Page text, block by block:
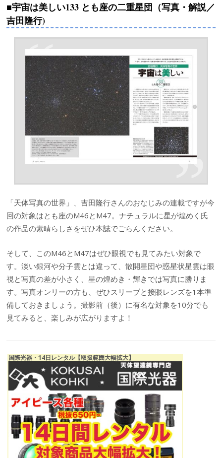
■宇宙は美しい133 とも座の二重星団（写真・解説／
吉田隆行)
「天体写真の世界」、吉田隆行さんのおなじみの連載ですが今
回の対象はとも座のM46とM47。ナチュラルに星が煌めく氏
の作品の素晴らしさをぜひ本誌でごらんください。
そして、このM46とM47はぜひ眼視でも見てみたい対象で
す。淡い銀河や分子雲とは違って、散開星団や惑星状星雲は眼
視と写真の差が小さく、星の煌めき・輝きでは写真に勝りま
す。写真オンリーの方も、ぜひスリーブと接眼レンズを1本準
備しておきましょう。撮影前（後）に有名な対象を10分でも
見てみると、楽しみが広がりますよ！
国際光器・14日レンタル【取扱範囲大幅拡大】